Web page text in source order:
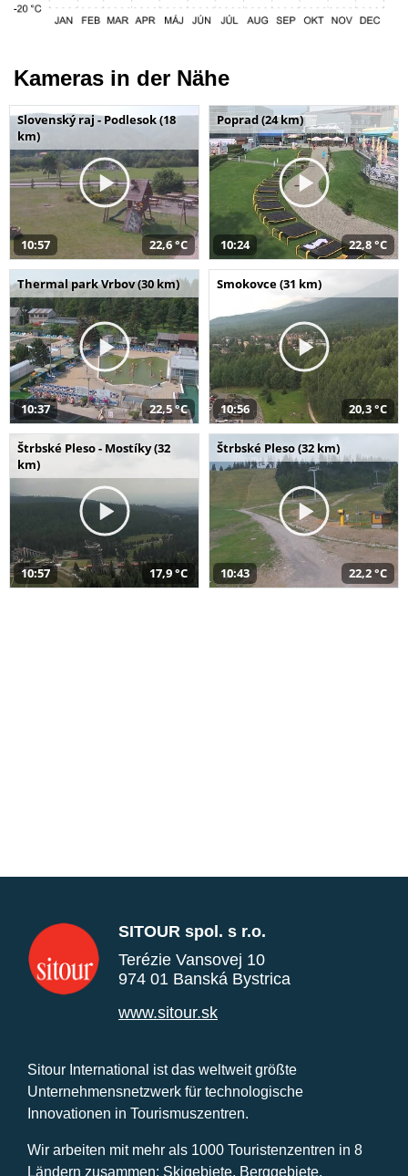
Kameras in der Nähe
Slovenský raj - Podlesok (18
km)
10:57 22,6 °C
Poprad (24 km)
10:24 22,8 °C
Thermal park Vrbov (30 km)
10:37 22,5 °C
Smokovce (31 km)
10:56 20,3 °C
Štrbské Pleso - Mostíky (32
km)
10:57 17,9 °C
Štrbské Pleso (32 km)
10:43 22,2 °C
SITOUR spol. s r.o.
Terézie Vansovej 10
974 01 Banská Bystrica
www.sitour.sk
Sitour International ist das weltweit größte
Unternehmensnetzwerk für technologische
Innovationen in Tourismuszentren.
Wir arbeiten mit mehr als 1000 Touristenzentren in 8
Ländern zusammen: Skigebiete, Berggebiete,